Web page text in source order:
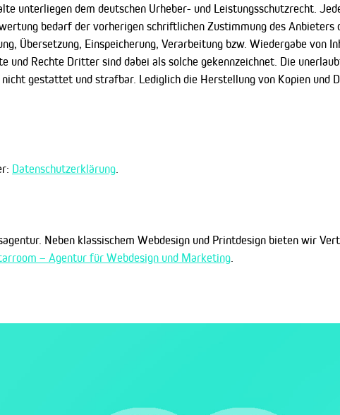
unterliegen dem deutschen Urheber- und Leistungsschutzrecht.
bedarf der vorherigen schriftlichen Zustimmung des
Übersetzung, Einspeicherung, Verarbeitung bzw. Wiedergabe von
und Rechte Dritter sind dabei als solche gekennzeichnet. Die
gestattet und strafbar. Lediglich die Herstellung von Kopien und
Datenschutzerklärung.
Neben klassischem Webdesign und Printdesign bieten wir
– Agentur für Webdesign und Marketing.